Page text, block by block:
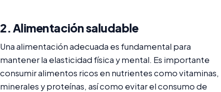
2. Alimentación saludable
Una alimentación adecuada es fundamental para
mantener la elasticidad física y mental. Es importante
consumir alimentos ricos en nutrientes como vitaminas,
minerales y proteínas, así como evitar el consumo de